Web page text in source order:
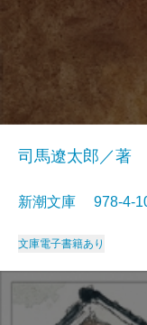
司馬遼太郎／著
新潮文庫 978-4-
文庫電子書籍あり